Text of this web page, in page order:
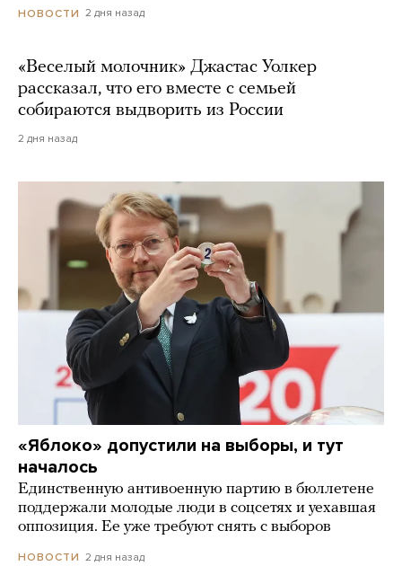
НОВОСТИ 2 дня назад
«Веселый молочник» Джастас Уолкер
рассказал, что его вместе с семьей
собираются выдворить из России
2 дня назад
«Яблоко» допустили на выборы, и тут
началось
Единственную антивоенную партию в бюллетене
поддержали молодые люди в соцсетях и уехавшая
оппозиция. Ее уже требуют снять с выборов
НОВОСТИ 2 дня назад